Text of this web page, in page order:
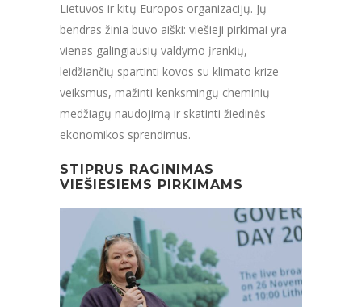
Lietuvos ir kitų Europos organizacijų. Jų
bendras žinia buvo aiški: viešieji pirkimai yra
vienas galingiausių valdymo įrankių,
leidžiančių spartinti kovos su klimato krize
veiksmus, mažinti kenksmingų cheminių
medžiagų naudojimą ir skatinti žiedinės
ekonomikos sprendimus.
STIPRUS RAGINIMAS
VIEŠIESIEMS PIRKIMAMS